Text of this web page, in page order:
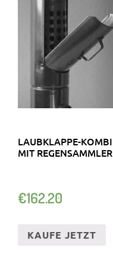
LAUBKLAPPE-KOMBI
MIT REGENSAMMLER
€162.20
KAUFE JETZT